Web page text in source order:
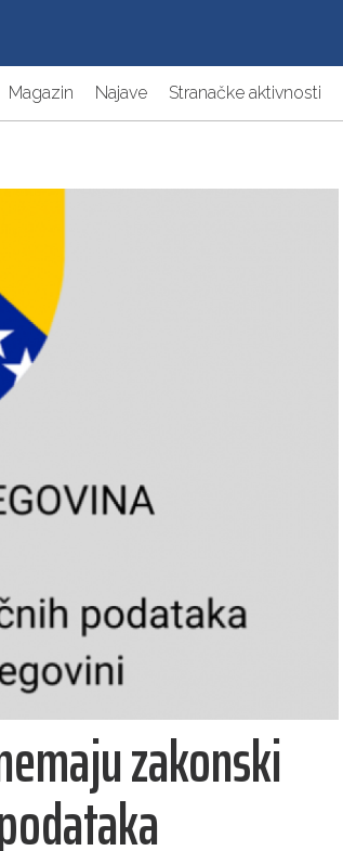
Magazin Najave Stranačke aktivnosti
zakonski